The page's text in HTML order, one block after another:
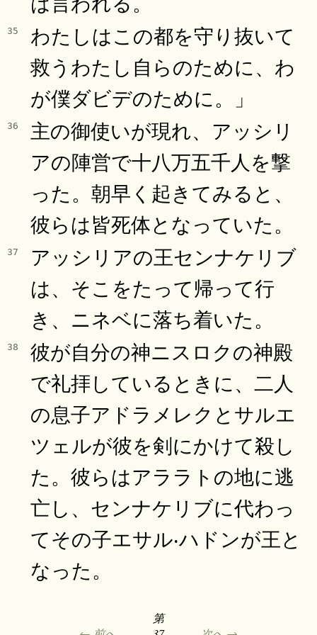
35
わたしはこの都を守り抜いて
救うわたし自らのために、わ
が僕ダビデのために。」
36
主の御使いが現れ、アッシリ
アの陣営で十八万五千人を撃
った。朝早く起きてみると、
彼らは皆死体となっていた。
37
アッシリアの王センナケリブ
は、そこをたって帰って行
き、ニネベに落ち着いた。
38
彼が自分の神ニスロクの神殿
で礼拝しているときに、二人
の息子アドラメレクとサルエ
ツェルが彼を剣にかけて殺し
た。彼らはアララトの地に逃
亡し、センナケリブに代わっ
てその子エサル‧ハドンが王と
なった。
第